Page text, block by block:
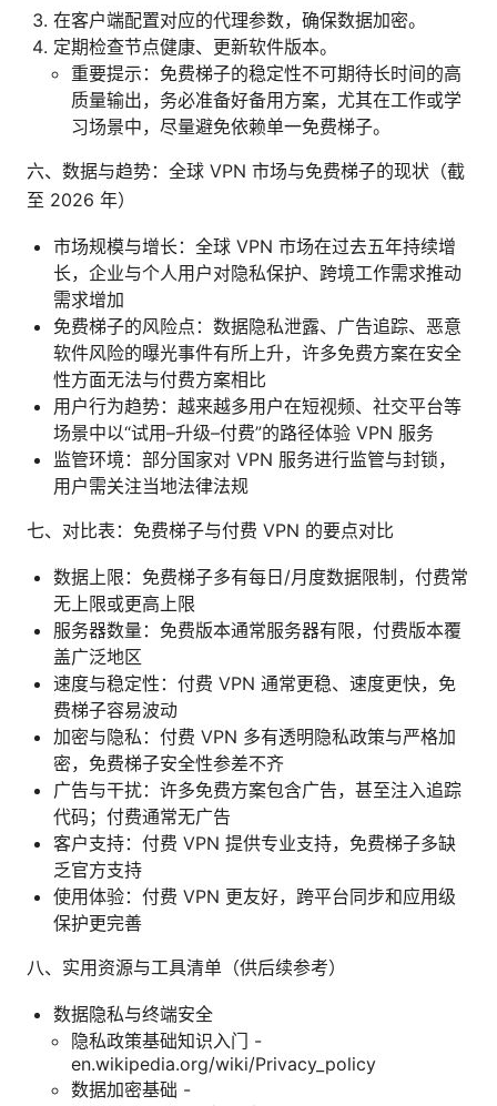
在客户端配置对应的代理参数，确保数据加密。
定期检查节点健康、更新软件版本。
重要提示：免费梯子的稳定性不可期待长时间的高
质量输出，务必准备好备用方案，尤其在工作或学
习场景中，尽量避免依赖单一免费梯子。
六、数据与趋势：全球 VPN 市场与免费梯子的现状（截
至 2026 年）
市场规模与增长：全球 VPN 市场在过去五年持续增
长，企业与个人用户对隐私保护、跨境工作需求推动
需求增加
免费梯子的风险点：数据隐私泄露、广告追踪、恶意
软件风险的曝光事件有所上升，许多免费方案在安全
性方面无法与付费方案相比
用户行为趋势：越来越多用户在短视频、社交平台等
场景中以“试用–升级–付费”的路径体验 VPN 服务
监管环境：部分国家对 VPN 服务进行监管与封锁，
用户需关注当地法律法规
七、对比表：免费梯子与付费 VPN 的要点对比
数据上限：免费梯子多有每日/月度数据限制，付费常
无上限或更高上限
服务器数量：免费版本通常服务器有限，付费版本覆
盖广泛地区
速度与稳定性：付费 VPN 通常更稳、速度更快，免
费梯子容易波动
加密与隐私：付费 VPN 多有透明隐私政策与严格加
密，免费梯子安全性参差不齐
广告与干扰：许多免费方案包含广告，甚至注入追踪
代码；付费通常无广告
客户支持：付费 VPN 提供专业支持，免费梯子多缺
乏官方支持
使用体验：付费 VPN 更友好，跨平台同步和应用级
保护更完善
八、实用资源与工具清单（供后续参考）
数据隐私与终端安全
隐私政策基础知识入门 -
en.wikipedia.org/wiki/Privacy_policy
数据加密基础 -